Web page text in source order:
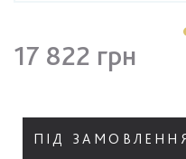
17 822 грн
ПІД